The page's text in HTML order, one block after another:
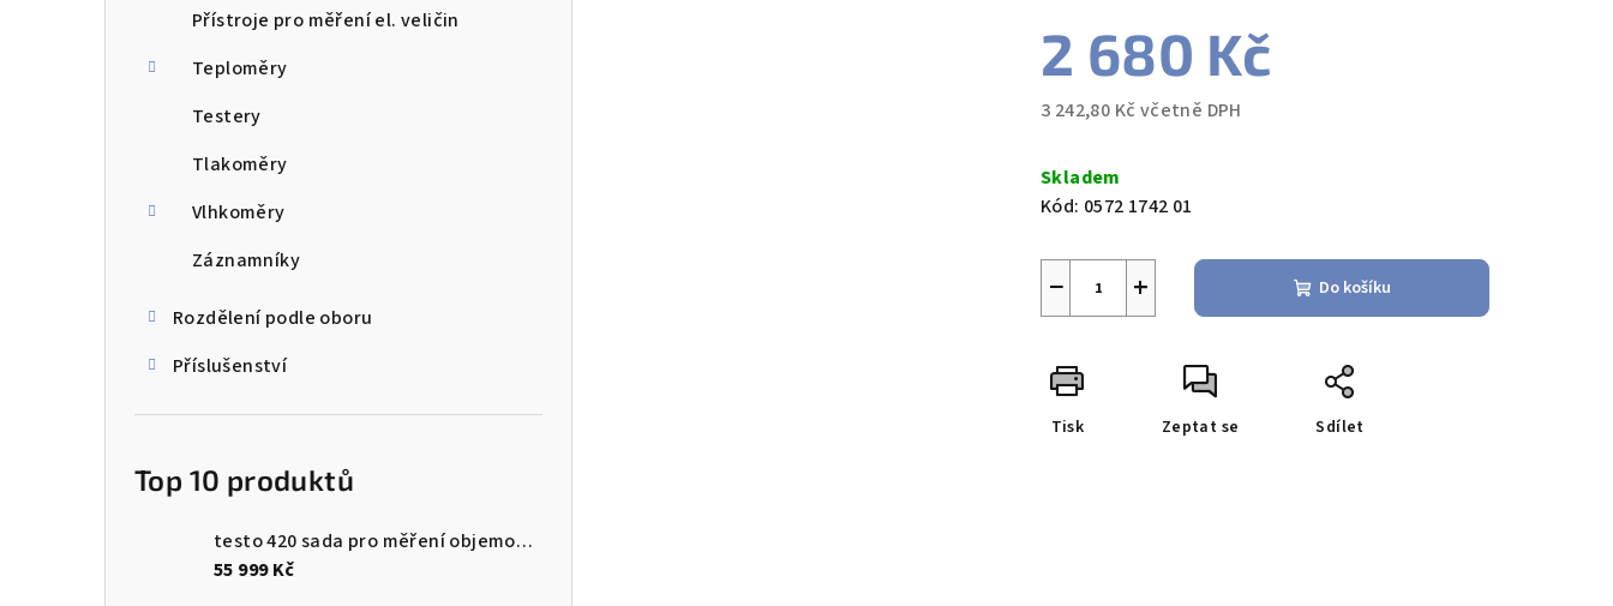
Přístroje pro měření el. veličin
Teploměry
Testery
Tlakoměry
Vlhkoměry
Záznamníky
Rozdělení podle oboru
Příslušenství
Top 10 produktů
testo 420 sada pro měření objemového průtoku
55 999 Kč
2 680 Kč
3 242,80 Kč včetně DPH
cena:
Skladem
Kód: 0572 1742 01
+
− Do košíku
Tisk Zeptat se Sdílet